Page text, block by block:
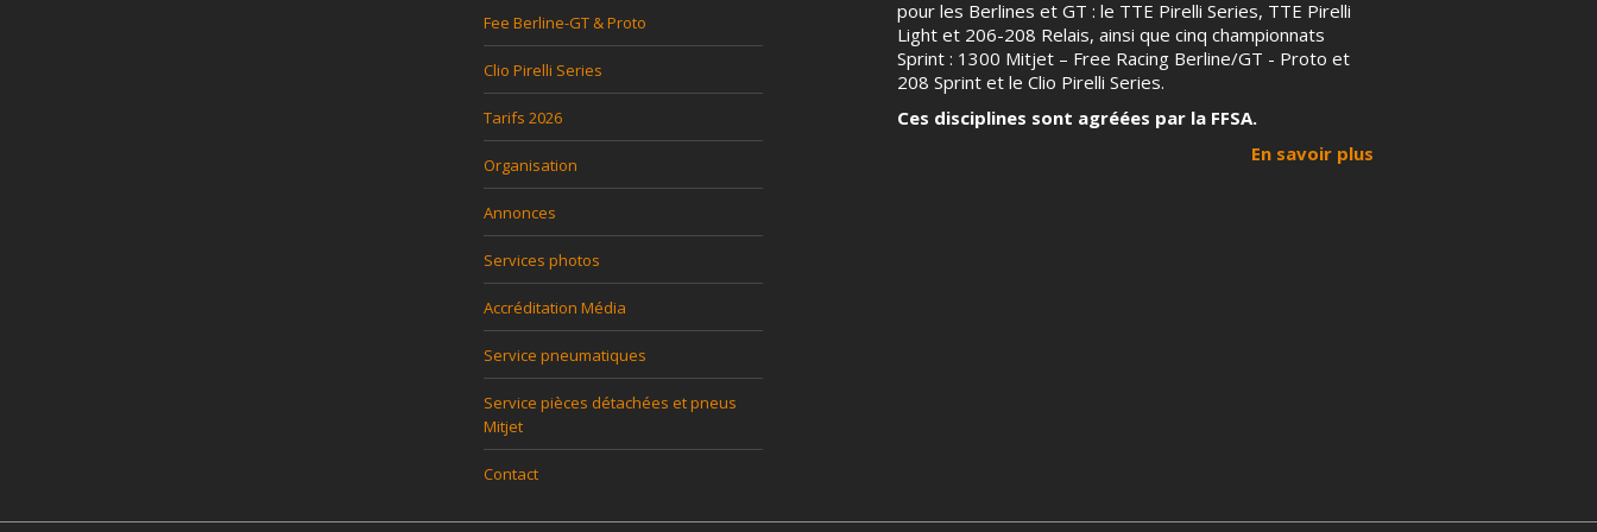
Fee Berline-GT & Proto
Clio Pirelli Series
Tarifs 2026
Organisation
Annonces
Services photos
Accréditation Média
Service pneumatiques
Service pièces détachées et pneus
Mitjet
Contact
pour les Berlines et GT : le TTE Pirelli Series, TTE Pirelli
Light et 206-208 Relais, ainsi que cinq championnats
Sprint : 1300 Mitjet – Free Racing Berline/GT - Proto et
208 Sprint et le Clio Pirelli Series.
Ces disciplines sont agréées par la FFSA.
En savoir plus